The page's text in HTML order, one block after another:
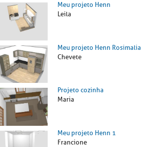
Meu projeto Henn
Leila
Meu projeto Henn Rosimalia
Chevete
Projeto cozinha
Maria
Meu projeto Henn 1
Francione